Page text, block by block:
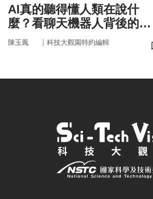
AI真的聽得懂人類在說什
麼？看聊天機器人背後的語
言科技
陳玉鳳 ｜ 科技大觀園特約編輯